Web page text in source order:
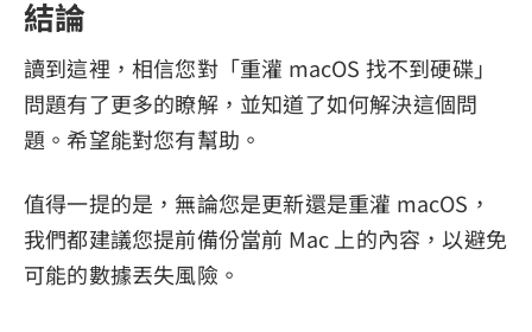
結論
讀到這裡，相信您對「重灌 macOS 找不到硬碟」
問題有了更多的瞭解，並知道了如何解決這個問
題。希望能對您有幫助。
值得一提的是，無論您是更新還是重灌 macOS，
我們都建議您提前備份當前 Mac 上的內容，以避免
可能的數據丟失風險。